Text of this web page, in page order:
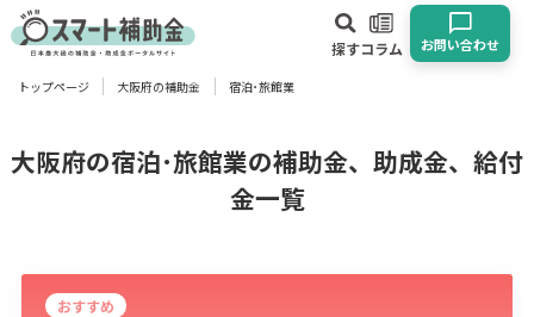
探すコラム お問い合わせ
対象
トップページ 大阪府の補助金 宿泊･旅館業
大阪府の宿泊･旅館業の補助金、助成金、給付
金一覧
おすすめ